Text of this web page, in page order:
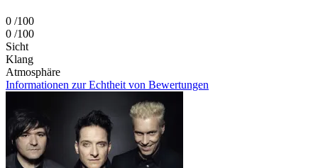
0 /100
0 /100
Sicht
Klang
Atmosphäre
Informationen zur Echtheit von Bewertungen